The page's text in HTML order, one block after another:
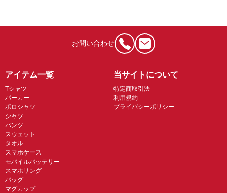
お問い合わせ
アイテム一覧
Tシャツ
パーカー
ポロシャツ
シャツ
パンツ
スウェット
タオル
スマホケース
モバイルバッテリー
スマホリング
バッグ
マグカップ
当サイトについて
特定商取引法
利用規約
プライバシーポリシー